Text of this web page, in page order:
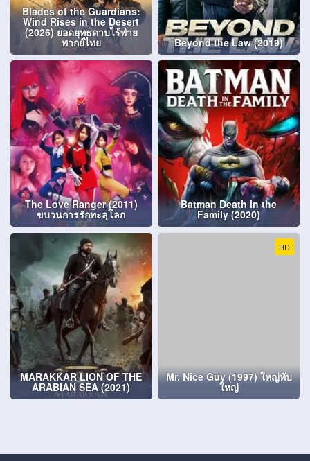
Blades of the Guardians:
Wind Rises in the Desert
(2026) ยอดยุทธดาบไร้พ่าย
พากย์ไทย Beyond the Law (2019)
The Love Ranger (2011)
ขบวนการรักทะลุโลก
Batman Death in the
Family (2020)
MARAKKAR LION OF THE
ARABIAN SEA (2021)
HD
Mr. Nice Guy (1997) ใหญ่ทับ
ใหญ่